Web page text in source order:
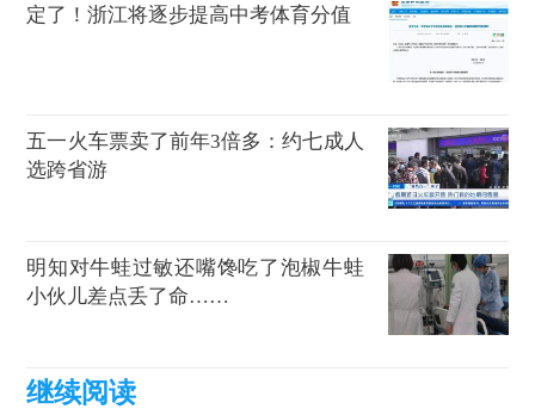
定了！浙江将逐步提高中考体育分值
五一火车票卖了前年3倍多：约七成人
选跨省游
明知对牛蛙过敏还嘴馋吃了泡椒牛蛙
小伙儿差点丢了命……